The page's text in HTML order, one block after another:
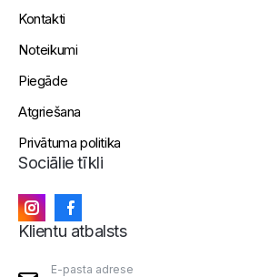
Kontakti
Noteikumi
Piegāde
Atgriešana
Privātuma politika
Sociālie tīkli
Klientu atbalsts
E-pasta adrese